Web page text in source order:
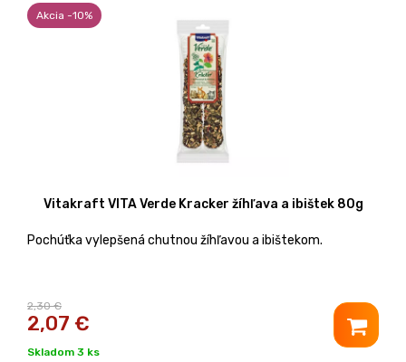
Akcia -10%
Vitakraft VITA Verde Kracker žíhľava a ibištek 80g
Pochúťka vylepšená chutnou žíhľavou a ibištekom.
2,30 €
2,07 €
Skladom 3 ks